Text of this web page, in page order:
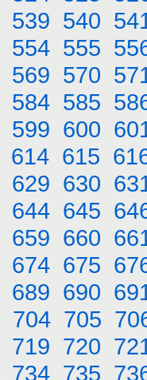
539 540
554 555
569 570
584 585
599 600
614 615
629 630
644 645
659 660
674 675
689 690
704 705
719 720
734 735